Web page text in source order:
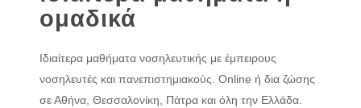
ομαδικά
Ιδιαίτερα μαθήματα νοσηλευτικής με έμπειρους
νοσηλευτές και πανεπιστημιακούς. Online ή δια ζώσης
σε Αθήνα, Θεσσαλονίκη, Πάτρα και όλη την Ελλάδα.